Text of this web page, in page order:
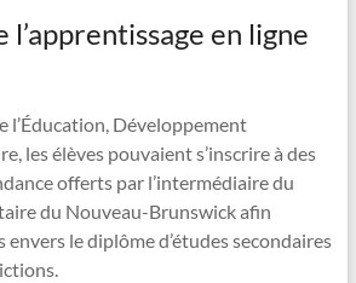
en ligne
l’Éducation, Développement
les élèves pouvaient s’inscrire à des
offerts par l’intermédiaire du
du Nouveau-Brunswick afin
envers le diplôme d’études secondaires